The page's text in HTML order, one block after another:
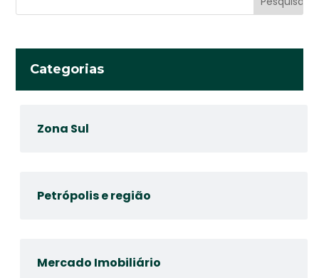
Categorias
Zona Sul
Petrópolis e região
Mercado Imobiliário